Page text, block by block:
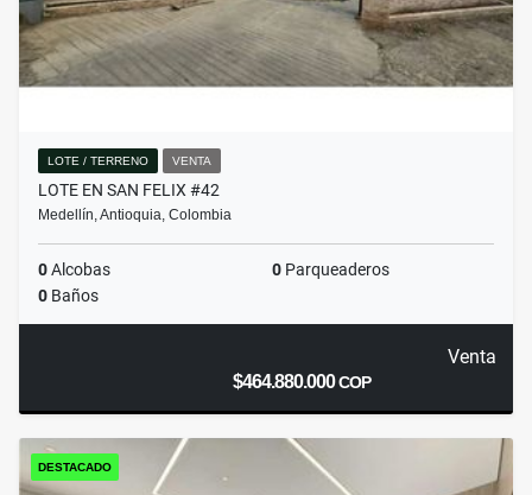
LOTE / TERRENO VENTA
LOTE EN SAN FELIX #42
Medellín, Antioquia, Colombia
0Alcobas 0 Parqueaderos
0 Baños
Venta
$464.880.000COP
DESTACADO